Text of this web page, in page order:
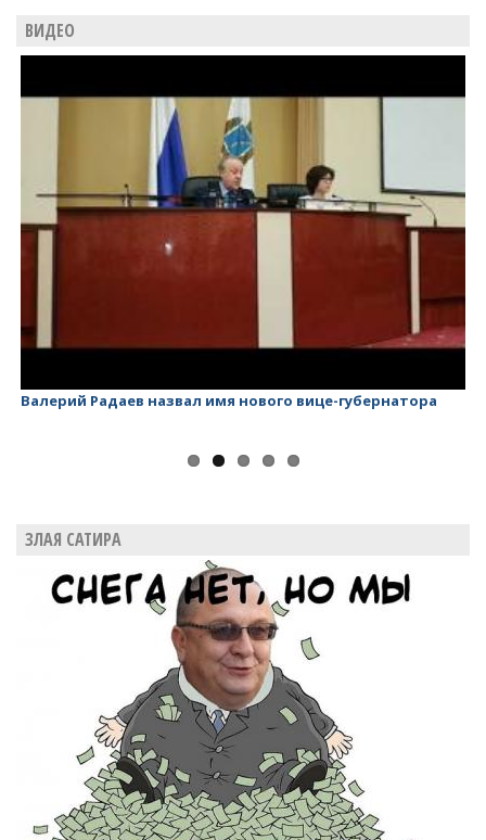
ВИДЕО
Валерий Радаев назвал имя нового вице-губернатора
ЗЛАЯ САТИРА